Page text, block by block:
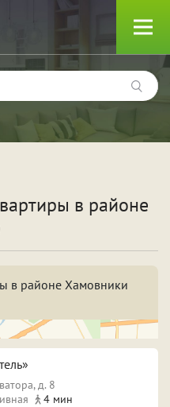
Фотосессия
в районе
в районе Хамовники
д. 8
4 мин